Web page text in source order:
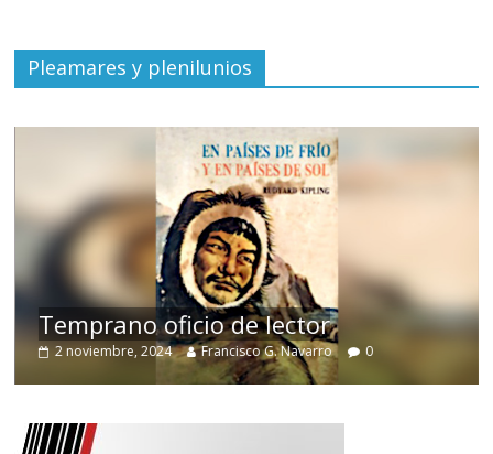
Pleamares y plenilunios
Temprano oficio de lector
2 noviembre, 2024 Francisco G. Navarro 0